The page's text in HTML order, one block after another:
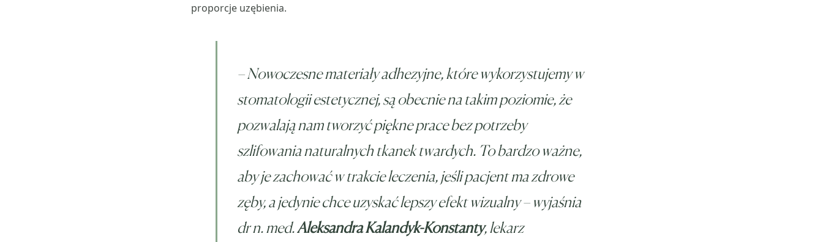
proporcje uzębienia.
– Nowoczesne materiały adhezyjne, które wykorzystujemy w
stomatologii estetycznej, są obecnie na takim poziomie, że
pozwalają nam tworzyć piękne prace bez potrzeby
szlifowania naturalnych tkanek twardych. To bardzo ważne,
aby je zachować w trakcie leczenia, jeśli pacjent ma zdrowe
zęby, a jedynie chce uzyskać lepszy efekt wizualny – wyjaśnia
dr n. med.Aleksandra Kalandyk-Konstanty, lekarz